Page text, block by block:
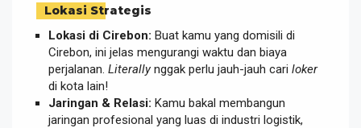
Lokasi Strategis
Lokasi di Cirebon: Buat kamu yang domisili di
Cirebon, ini jelas mengurangi waktu dan biaya
perjalanan. Literallynggak perlu jauh-jauh cari loker
di kota lain!
Jaringan & Relasi: Kamu bakal membangun
jaringan profesional yang luas di industri logistik,